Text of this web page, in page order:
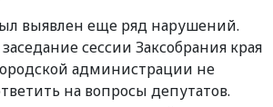
выявлен еще ряд нарушений.
сессии Заксобрания края
администрации не
на вопросы депутатов.